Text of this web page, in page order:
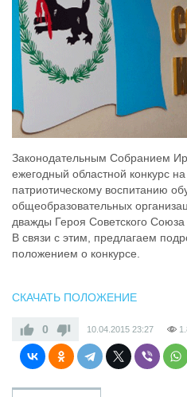
Законодательным Собранием
ежегодный областной конкурс
патриотическому воспитанию
общеобразовательных
дважды Героя Советского
В связи с этим, предлагаем
положением о конкурсе.
СКАЧАТЬ ПОЛОЖЕНИЕ
0 10.04.2015 23:27